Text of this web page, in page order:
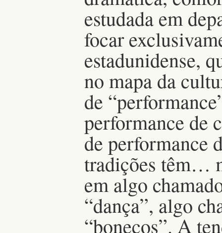
estudada em
focar
estadunidense,
no mapa da
de
performance de
de performance
tradições têm…
em algo
“dança”, algo
“bonecos”. A